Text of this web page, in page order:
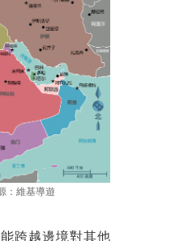
：維基導遊
跨越邊境對其他